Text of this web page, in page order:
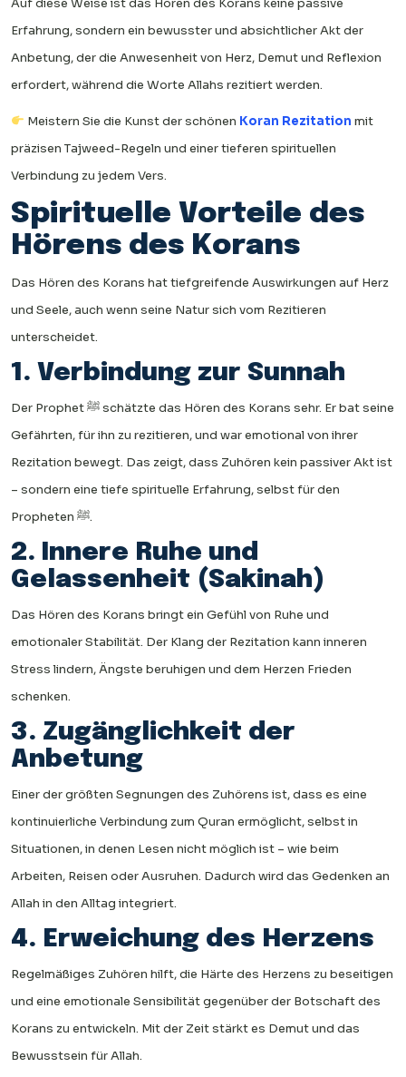
Erfahrung, sondern ein bewusster und absichtlicher Akt der
Anbetung, der die Anwesenheit von Herz, Demut und Reflexion
erfordert, während die Worte Allahs rezitiert werden.
Meistern Sie die Kunst der schönen Koran Rezitation mit
präzisen Tajweed-Regeln und einer tieferen spirituellen
Verbindung zu jedem Vers.
Spirituelle Vorteile des
Hörens des Korans
Das Hören des Korans hat tiefgreifende Auswirkungen auf Herz
und Seele, auch wenn seine Natur sich vom Rezitieren
unterscheidet.
1. Verbindung zur Sunnah
Der Prophet ﷺ schätzte das Hören des Korans sehr. Er bat seine
Gefährten, für ihn zu rezitieren, und war emotional von ihrer
Rezitation bewegt. Das zeigt, dass Zuhören kein passiver Akt ist
– sondern eine tiefe spirituelle Erfahrung, selbst für den
Propheten ﷺ.
2. Innere Ruhe und
Gelassenheit (Sakinah)
Das Hören des Korans bringt ein Gefühl von Ruhe und
emotionaler Stabilität. Der Klang der Rezitation kann inneren
Stress lindern, Ängste beruhigen und dem Herzen Frieden
schenken.
3. Zugänglichkeit der
Anbetung
Einer der größten Segnungen des Zuhörens ist, dass es eine
kontinuierliche Verbindung zum Quran ermöglicht, selbst in
Situationen, in denen Lesen nicht möglich ist – wie beim
Arbeiten, Reisen oder Ausruhen. Dadurch wird das Gedenken an
Allah in den Alltag integriert.
4. Erweichung des Herzens
Regelmäßiges Zuhören hilft, die Härte des Herzens zu beseitigen
und eine emotionale Sensibilität gegenüber der Botschaft des
Korans zu entwickeln. Mit der Zeit stärkt es Demut und das
Bewusstsein für Allah.